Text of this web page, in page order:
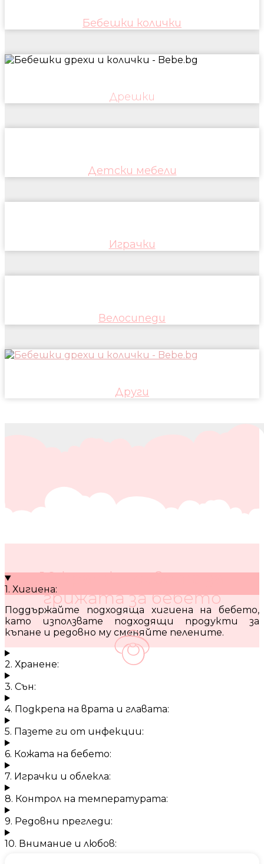
Бебешки колички
Дрешки
Детски мебели
Играчки
Велосипеди
Други
10 кратки съвета за
грижата за бебето
1. Хигиена:
Поддържайте подходяща хигиена на бебето,
като използвате подходящи продукти за
къпане и редовно му сменяйте пелените.
2. Хранене:
3. Сън:
4. Подкрепа на врата и главата:
5. Пазете ги от инфекции:
6. Кожата на бебето:
7. Играчки и облекла:
8. Контрол на температурата:
9. Редовни прегледи:
10. Внимание и любов: